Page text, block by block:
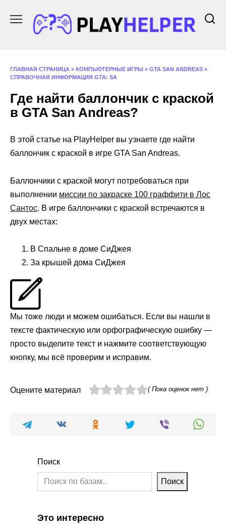
содержанию
ГЛАВНАЯ СТРАНИЦА » КОМПЬЮТЕРНЫЕ ИГРЫ » GTA SAN ANDREAS »
СПРАВОЧНАЯ ИНФОРМАЦИЯ GTA: SA
Где найти баллончик с краской
в GTA San Andreas?
В этой статье на PlayHelper вы узнаете где найти
баллончик с краской в игре GTA San Andreas.
Баллончики с краской могут потребоваться при
выполнении миссии по закраске 100 граффити в Лос
Сантос. В игре баллончики с краской встречаются в
двух местах:
В Спальне в доме СиДжея
За крышей дома СиДжея
Мы тоже люди и можем ошибаться. Если вы нашли в
тексте фактическую или орфографическую ошибку —
просто выделите текст и нажмите соответствующую
кнопку, мы всё проверим и исправим.
Оцените материал ( Пока оценок нет )
Поиск
Поиск
Это интересно